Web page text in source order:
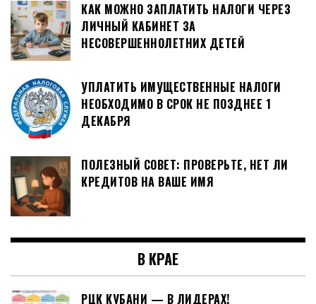
КАК МОЖНО ЗАПЛАТИТЬ НАЛОГИ ЧЕРЕЗ
ЛИЧНЫЙ КАБИНЕТ ЗА
НЕСОВЕРШЕННОЛЕТНИХ ДЕТЕЙ
УПЛАТИТЬ ИМУЩЕСТВЕННЫЕ НАЛОГИ
НЕОБХОДИМО В СРОК НЕ ПОЗДНЕЕ 1
ДЕКАБРЯ
ПОЛЕЗНЫЙ СОВЕТ: ПРОВЕРЬТЕ, НЕТ ЛИ
КРЕДИТОВ НА ВАШЕ ИМЯ
В КРАЕ
РЦК КУБАНИ — В ЛИДЕРАХ!